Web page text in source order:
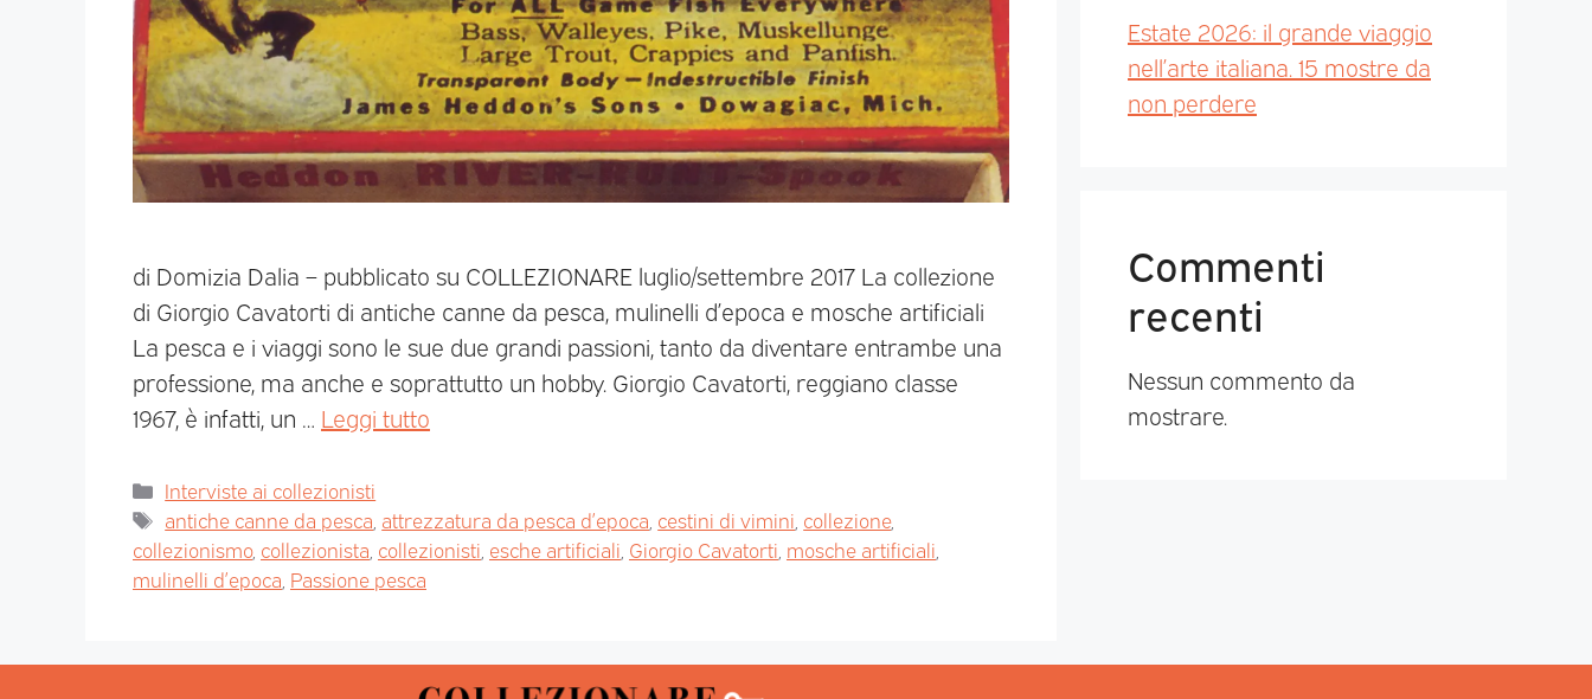
di Domizia Dalia – pubblicato su COLLEZIONARE luglio/settembre 2017 La collezione
di Giorgio Cavatorti di antiche canne da pesca, mulinelli d’epoca e mosche artificiali
La pesca e i viaggi sono le sue due grandi passioni, tanto da diventare entrambe una
professione, ma anche e soprattutto un hobby. Giorgio Cavatorti, reggiano classe
1967, è infatti, un … Leggi tutto
Interviste ai collezionisti
antiche canne da pesca attrezzatura da pesca d’epoca cestini di vimini collezione,
collezionismo, collezionista collezionisti esche artificiali Giorgio Cavatorti mosche artificiali
mulinelli d’epoca Passione pesca
Estate 2026: il grande viaggio
nell’arte italiana. 15 mostre da
non perdere
Commenti
recenti
Nessun commento da
mostrare.